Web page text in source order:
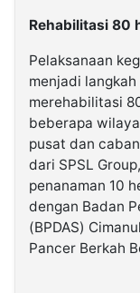
Rehabilitasi 80
Pelaksanaan
menjadi
merehabilitasi
beberapa
pusat dan
dari SPSL
penanaman 10
dengan Badan
(BPDAS)
Pancer Berkah